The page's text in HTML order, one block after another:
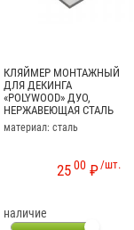
КЛЯЙМЕР МОНТАЖНЫЙ
ДЛЯ ДЕКИНГА
«POLYWOOD» ДУО,
НЕРЖАВЕЮЩАЯ СТАЛЬ
материал: сталь
/шт.
2500 ₽
наличие